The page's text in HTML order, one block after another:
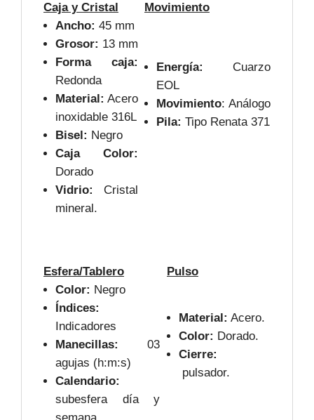
Caja y Cristal
Movimiento
Ancho: 45 mm
Grosor: 13 mm
Forma caja:
Redonda
Material: Acero
inoxidable 316L
Bisel: Negro
Caja Color:
Dorado
Vidrio:
Cristal
mineral.
Energía:
Cuarzo
EOL
Movimiento: Análogo
Pila: Tipo Renata 371
Esfera/Tablero
Pulso
Color: Negro
Índices:
Indicadores
Manecillas:
03
agujas (h:m:s)
Calendario:
subesfera día y
Material: Acero.
Color: Dorado.
Cierre:
pulsador.